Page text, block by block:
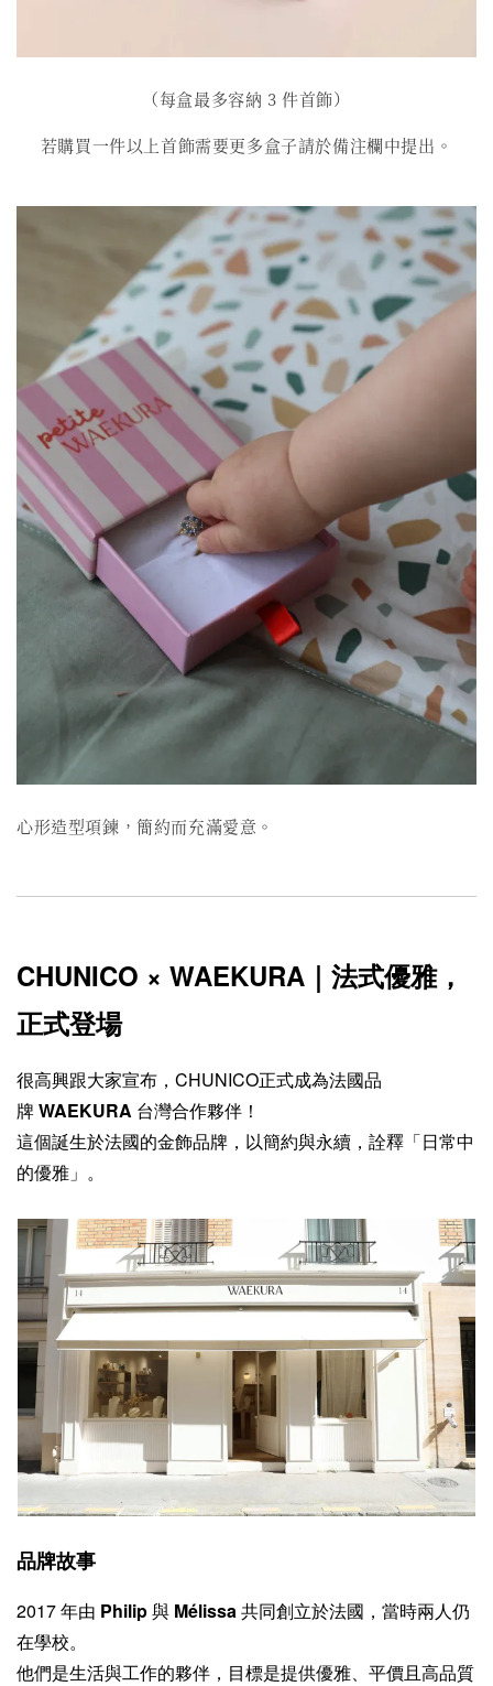
（每盒最多容納 3 件首飾）
若購買一件以上首飾需要更多盒子請於備注欄中提出。
心形造型項鍊，簡約而充滿愛意。
CHUNICO × WAEKURA｜法式優雅，
正式登場
很高興跟大家宣布，CHUNICO正式成為法國品
牌WAEKURA 台灣合作夥伴！
這個誕生於法國的金飾品牌，以簡約與永續，詮釋「日常中
的優雅」。
品牌故事
2017 年由 Philip與 Mélissa共同創立於法國，當時兩人仍
在學校。
他們是生活與工作的夥伴，目標是提供優雅、平價且高品質